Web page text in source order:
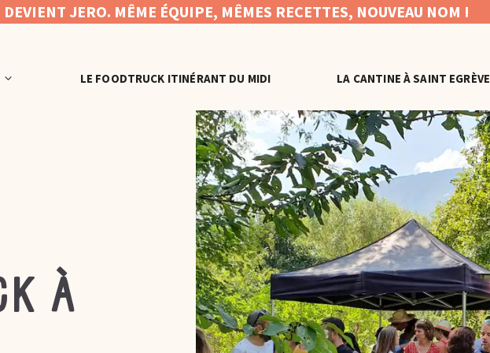
JERO. MÊME ÉQUIPE, MÊMES RECETTES, NOUVEAU NOM !
LE FOODTRUCK ITINÉRANT DU MIDI LA CANTINE À SAINT EGRÈVE
à